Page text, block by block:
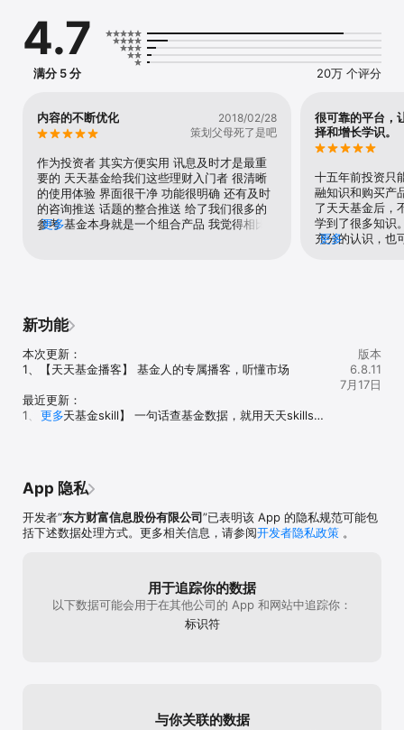
【产品亮点】
1. 活 期 宝：包括多种货币基金，免费充值取现；
2. 稳健理财：汇集低风险和中低风险的中短债基、长期纯债、固收
+等产品；
3. 基金优选：汇集中风险以上的股票型基金、指数型偏股基金、混合
4. 高端理财：汇集证券公司资产管理计划、基金公司及其子公司专户
产品；
5. 智能定投：按期定投，达到目标收益后，若上涨继续持有，若回撤
及时止盈；
【功能亮点】
1. 基金交易：业内基金多品类覆盖，理财费用省、交易快、操作便
捷；
2. 超级转换：赎回基金后，可直接转入其他公司旗下基金产品，最快
6. 基 金 吧：人气理财社区，畅聊热门话题。
95021。
4.7
满分 5 分 20万 个评分
内容的不断优化
2018/02/28
策划父母死了是吧
作为投资者 其实方便实用 讯息及时才是最重
要的 天天基金给我们这些理财入门者 很清晰
的使用体验 界面很干净 功能很明确 还有及时
的咨询推送 话题的整合推送 给了我们很多的
参考 基金本身就是一个组合产品 我觉得相比
更多
很可靠的平台，
择和增长学识。
十五年前投资只
融知识和购买产
了天天基金后，
学到了很多知识
充分的认识，也
更多
新功能
本次更新：
1、【天天基金播客】 基金人的专属播客，听懂市场
最近更新：
1、【天天基金skill】 一句话查基金数据，就用天天skills
微信公众号：tiantianjijin1818
更多
版本
6.8.11
7月17日
App 隐私
开发者“东方财富信息股份有限公司”已表明该 App 的隐私规范可能包
括下述数据处理方式。更多相关信息，请参阅开发者隐私政策 。
用于追踪你的数据
以下数据可能会用于在其他公司的 App 和网站中追踪你：
标识符
与你关联的数据